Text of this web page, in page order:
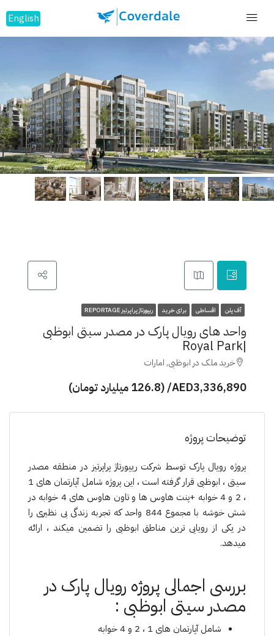
English
آف پلن اقساطی برای خرید ریپورتاژ پراپرتیز REPORTAGE
واحد های رویال پارک در مصدر سیتی ابوظبی
|Royal Park
خرید ملک در ابوظبی, امارات
AED3,336,890/ (126.8 میلیارد تومان)
توضیحات پروژه
پروژە رویال پارک توسط شرکت ریپورتاژ پراپرتیز در منطقە مصدر
سیتی ، ابوظبی قرار گرفتە است ، این پروژە شامل آپارتمان های 1
، 2 و 4 خوابە +پنت هاوس ها و تاون هاوس های 4 خوابە در
شش خوشە با مجموع 844 واحد کە تجربه زندگی بی نظیری را
در یکی از رویایی ترین مناطق ابوظبی را تضمین میکند ، ارائە
میدهد.
بررسی اجمالی پروژە رویال پارک در
مصدر سیتی ابوظبی :
شامل آپارتمان های 1 ، 2 و 4 خوابە